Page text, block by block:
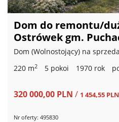
Dom do remontu/
Ostrówek gm.
Dom (Wolnostojący) na
220 m2 5 pokoi 1970 rok
320 000,00 PLN / 1 454,55 PLN
Nr oferty: 495830